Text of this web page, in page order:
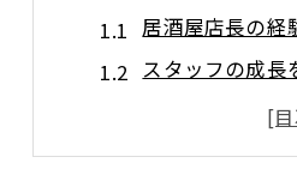
居酒屋店長の経
スタッフの成長
居酒屋で顧客
日々の改善で居